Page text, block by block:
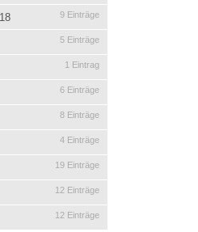
9 Einträge
5 Einträge
1 Eintrag
6 Einträge
8 Einträge
4 Einträge
19 Einträge
12 Einträge
12 Einträge